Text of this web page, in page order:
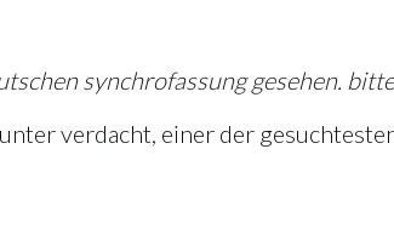
synchrofassung gesehen.
verdacht, einer der